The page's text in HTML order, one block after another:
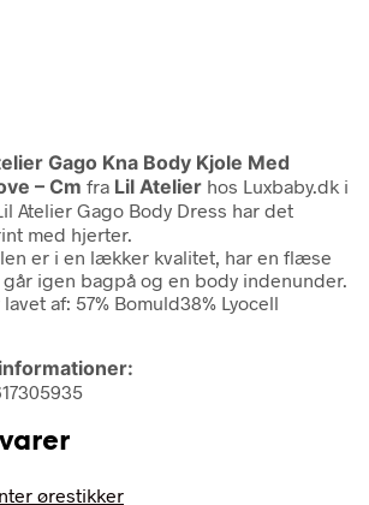
Gago Kna Body Kjole Med
– Cm fra Lil Atelier hos Luxbaby.dk i
Atelier Gago Body Dress har det
med hjerter.
er i en lækker kvalitet, har en flæse
igen bagpå og en body indenunder.
af: 57% Bomuld38% Lyocell